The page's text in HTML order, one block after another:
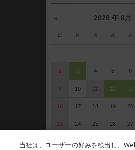
＜ 2026 年 8月
日 月 火 水 木
2 3 4 5 6
9 10 11 12 13
16 17 18 19 20
23 24 25 26 27
30 31
当社は、ユーザーの好みを検出し、